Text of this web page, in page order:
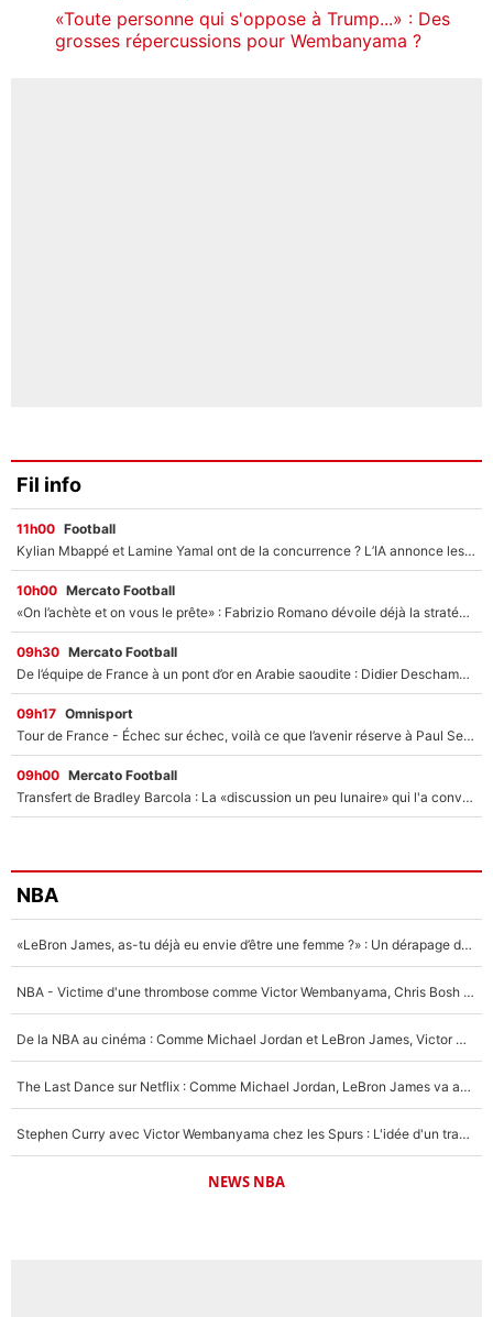
«Toute personne qui s'oppose à Trump...» : Des
grosses répercussions pour Wembanyama ?
Fil info
11h00 Football
Kylian Mbappé et Lamine Yamal ont de la concurrence ? L’IA annonce les 5 joueurs qui vont dominer le football dans les années à venir !
10h00 Mercato Football
«On l’achète et on vous le prête» : Fabrizio Romano dévoile déjà la stratégie du PSG avec le transfert de Zion Suzuki !
09h30 Mercato Football
De l’équipe de France à un pont d’or en Arabie saoudite : Didier Deschamps a donné sa réponse !
09h17 Omnisport
Tour de France - Échec sur échec, voilà ce que l’avenir réserve à Paul Seixas : «Tant qu’il y aura un Pogacar comme celui-là...»
09h00 Mercato Football
Transfert de Bradley Barcola : La «discussion un peu lunaire» qui l'a convaincu de quitter le PSG, son entourage est pointé du doigt
NBA
«LeBron James, as-tu déjà eu envie d’être une femme ?» : Un dérapage de Donald Trump sur la superstar de la NBA refait surface
NBA - Victime d'une thrombose comme Victor Wembanyama, Chris Bosh prévient le Français des risques sur sa santé : «J’ai failli mourir sur le coup et j’ai été ramené à la vie»
De la NBA au cinéma : Comme Michael Jordan et LeBron James, Victor Wembanyama rêve d'une carrière d'acteur !
The Last Dance sur Netflix : Comme Michael Jordan, LeBron James va avoir le droit à sa série !
Stephen Curry avec Victor Wembanyama chez les Spurs : L'idée d'un trade historique est lancée en NBA !
NEWS NBA